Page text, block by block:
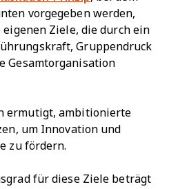
vorgegeben werden,
Ziele, die durch ein
Gruppendruck
Gesamtorganisation
ermutigt, ambitionierte
um Innovation und
zu fördern.
für diese Ziele beträgt